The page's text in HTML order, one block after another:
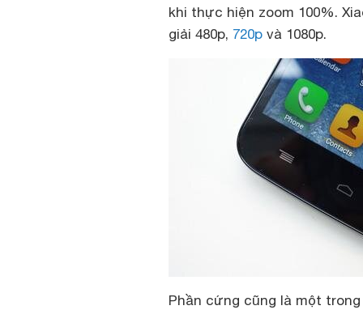
khi thực hiện zoom 100%.
giải 480p, 720p và 1080p.
Phần cứng cũng là một